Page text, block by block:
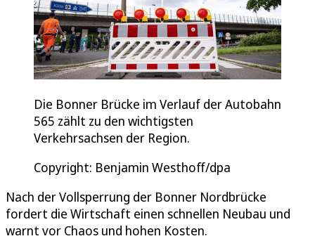
Die Bonner Brücke im Verlauf der Autobahn
565 zählt zu den wichtigsten
Verkehrsachsen der Region.
Copyright: Benjamin Westhoff/dpa
Nach der Vollsperrung der Bonner Nordbrücke
fordert die Wirtschaft einen schnellen Neubau und
warnt vor Chaos und hohen Kosten.